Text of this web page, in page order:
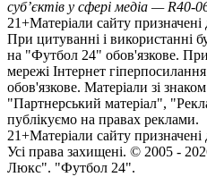
суб’єктів у сфері медіа — R40-
21+Матеріали сайту
При цитуванні і використанні
на "Футбол 24" обов'язкове. При
мережі Інтернет
обов'язкове. Матеріали зі
"Партнерський матеріал",
публікуємо на правах реклами.
21+Матеріали сайту
Усi права захищенi. © 2005 -
Люкс". "Футбол 24".